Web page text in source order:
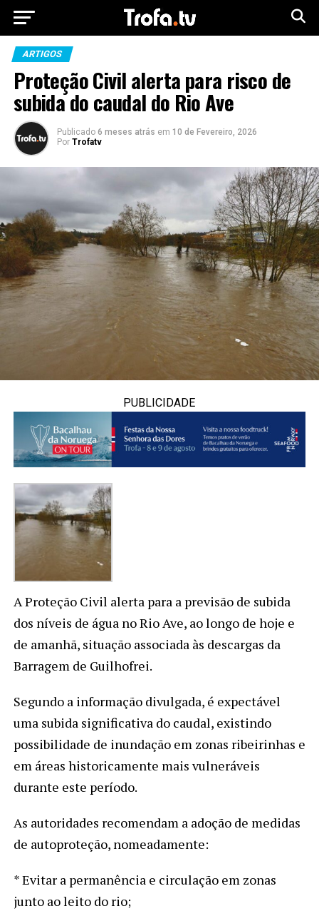
ARTIGOS
Proteção Civil alerta para risco de
subida do caudal do Rio Ave
Publicado 6 meses atrás em 10 de Fevereiro, 2026
Por Trofatv
PUBLICIDADE
A Proteção Civil alerta para a previsão de subida
dos níveis de água no Rio Ave, ao longo de hoje e
de amanhã, situação associada às descargas da
Barragem de Guilhofrei.
Segundo a informação divulgada, é expectável
uma subida significativa do caudal, existindo
possibilidade de inundação em zonas ribeirinhas e
em áreas historicamente mais vulneráveis
durante este período.
As autoridades recomendam a adoção de medidas
de autoproteção, nomeadamente:
* Evitar a permanência e circulação em zonas
junto ao leito do rio;